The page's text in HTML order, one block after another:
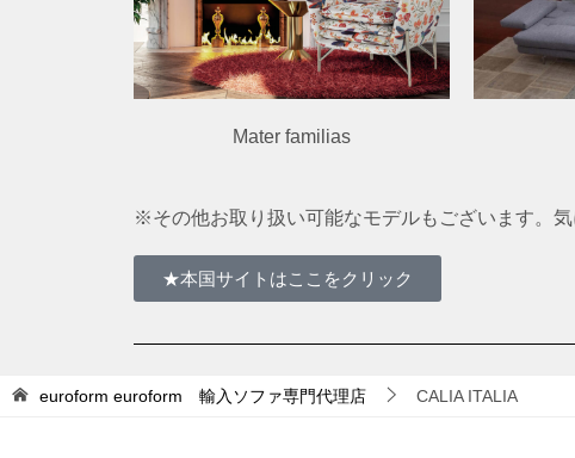
Mater familias
※その他お取り扱い可能なモデルもございます。
★本国サイトはここをクリック
euroform euroform 輸入ソファ専門代理店 CALIA ITALIA